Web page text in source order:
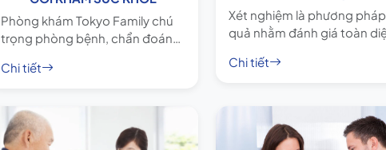
Phòng khám Tokyo Family chú
trọng phòng bệnh, chẩn đoán
nhóm bệnh nội khoa gây ảnh
cao tuổi, bao gồm các bệnh lý
cấp tính và mãn tính
Chi tiết
Xét nghiệm là phương
quả nhằm đánh giá toàn
những tiến bộ của y học thì
Chi tiết